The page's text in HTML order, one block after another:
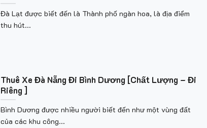
Đà Lạt được biết đến là Thành phố ngàn hoa, là địa điểm
thu hút...
Thuê Xe Đà Nẵng Đi Bình Dương [Chất Lượng – Đi
Riêng ]
Bình Dương được nhiều người biết đến như một vùng đất
của các khu công...